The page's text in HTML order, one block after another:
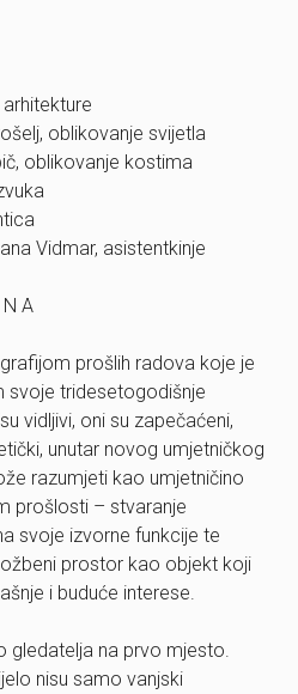
oblikovanje svijetla
oblikovanje kostima
Vidmar, asistentkinje
N A
prošlih radova koje je
svoje tridesetogodišnje
vidljivi, oni su zapečaćeni,
unutar novog umjetničkog
razumjeti kao umjetničino
prošlosti – stvaranje
svoje izvorne funkcije te
prostor kao objekt koji
i buduće interese.
gledatelja na prvo mjesto.
nisu samo vanjski